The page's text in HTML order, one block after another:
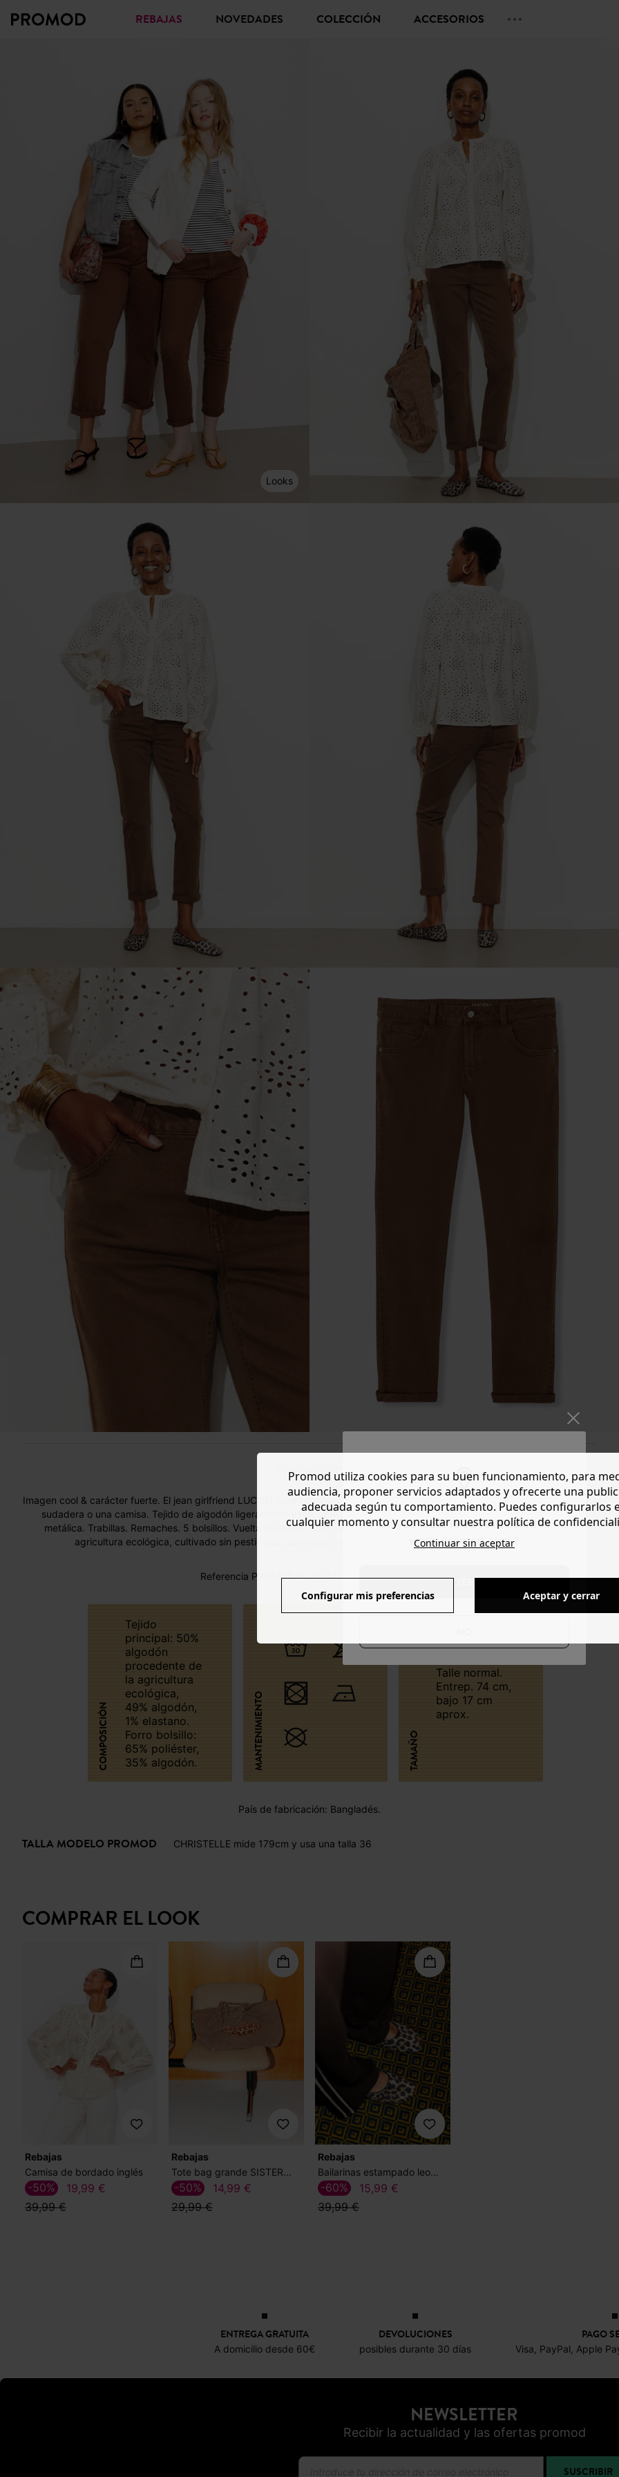
Do you want to be redirected to
www.promod.com ?
REBAJAS NOVEDADES COLECCIÓN ACCESORIOS
Looks
Imagen cool & carácter fuerte. El jean girlfriend LUCIEN llega en diferentes colores y le da un toque fresco a una chaqueta, una
sudadera o una camisa. Tejido de algodón ligeramente extensible. Talle normal. Largo 7/8. Botón tachuela y cremallera
metálica. Trabillas. Remaches. 5 bolsillos. Vuelta ajustable. Este pantalón de mujer contiene algodón procedente de la
agricultura ecológica, cultivado sin pesticidas, abonos químicos ni OGM para preservar la biodiversidad.
Referencia PROMOD ® : 211140 - 18230758080
COMPOSICIÓN
Tejido
principal: 50%
algodón
procedente de
la agricultura
ecológica,
49% algodón,
1% elastano.
Forro bolsillo:
65% poliéster,
35% algodón.
MANTENIMIENTO TAMAÑO
Talle normal.
Entrep. 74 cm,
bajo 17 cm
aprox.
País de fabricación: Bangladés.
TALLA MODELO PROMOD CHRISTELLE mide 179cm y usa una talla 36
COMPRAR EL LOOK
Rebajas
Camisa de bordado inglés
19,99 €
39,99 €
-50%
Rebajas
Tote bag grande SISTERS CLUB
14,99 €
29,99 €
-50%
Rebajas
Bailarinas estampado leopardo
15,99 €
39,99 €
-60%
ENTREGA GRATUITA
A domicilio desde 60€
DEVOLUCIONES
posibles durante 30 días
PAGO
Visa, PayPal, Apple
NEWSLETTER
Recibir la actualidad y las ofertas promod
SUSCRIBIR
Promod utiliza cookies para su buen funcionamiento, para
audiencia, proponer servicios adaptados y ofrecerte una
adecuada según tu comportamiento. Puedes configurarlos
cualquier momento y consultar nuestra política de
Continuar sin aceptar
Configurar mis preferencias Aceptar y cerrar